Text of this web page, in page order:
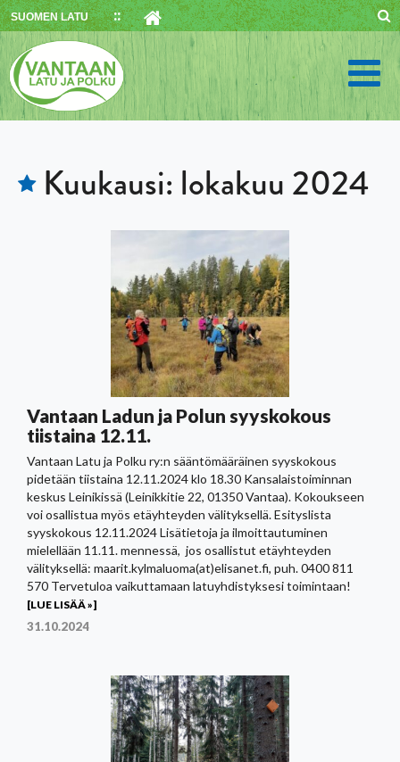
Skip
to
content
SUOMEN LATU
Kuukausi: lokakuu 2024
Vantaan Ladun ja Polun syyskokous
tiistaina 12.11.
Vantaan Latu ja Polku ry:n sääntömääräinen syyskokous
pidetään tiistaina 12.11.2024 klo 18.30 Kansalaistoiminnan
keskus Leinikissä (Leinikkitie 22, 01350 Vantaa). Kokoukseen
voi osallistua myös etäyhteyden välityksellä. Esityslista
syyskokous 12.11.2024 Lisätietoja ja ilmoittautuminen
mielellään 11.11. mennessä, jos osallistut etäyhteyden
välityksellä: maarit.kylmaluoma(at)elisanet.fi, puh. 0400 811
570 Tervetuloa vaikuttamaan latuyhdistyksesi toimintaan!
[LUE LISÄÄ »]
31.10.2024